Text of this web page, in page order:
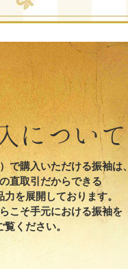
について
で購入いただける振袖は、
直取引だからできる
を展開しております。
こそ手元における振袖を
覧ください。